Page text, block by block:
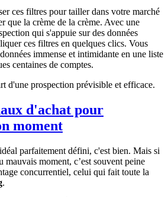
ces filtres pour tailler dans votre marché
que la crème de la crème. Avec une
qui s'appuie sur des données
ces filtres en quelques clics. Vous
immense et intimidante en une liste
centaines de comptes.
d'une prospection prévisible et efficace.
d'achat pour
moment
parfaitement défini, c'est bien. Mais si
mauvais moment, c’est souvent peine
concurrentiel, celui qui fait toute la
.